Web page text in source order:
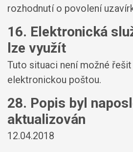
rozhodnutí o povolení
16. Elektronická
lze využít
Tuto situaci není možné
elektronickou poštou.
28. Popis byl
aktualizován
12.04.2018